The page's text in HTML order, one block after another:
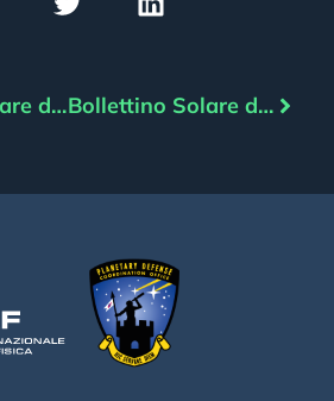
Bollettino Solare del 23/05/2022 Bollettino Solare del 25/05/2022